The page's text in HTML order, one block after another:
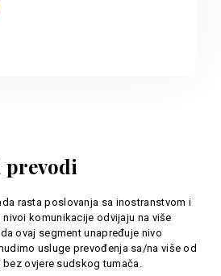
prevodi
rasta poslovanja sa inostranstvom i
komunikacije odvijaju na više
ovaj segment unapređuje nivo
usluge prevođenja sa/na više od
ovjere sudskog tumača.